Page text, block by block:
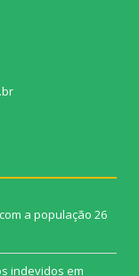
a população 26
indevidos em